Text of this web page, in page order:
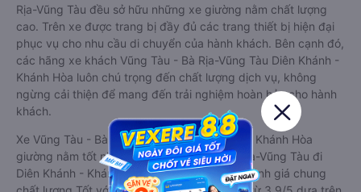
Rịa-Vũng Tàu đều sở hữu những xe giường nằm chất lượng
cao. Trên xe được trang bị đầy đủ các trang thiết bị hiện đại
phục vụ cho nhu cầu di chuyển của hành khách. Bên cạnh đó,
các hãng xe khách Vũng Tàu - Bà Rịa-Vũng Tàu Diên Khánh -
Khánh Hòa luôn chú trọng đến chất lượng dịch vụ, không
ngừng cải thiện để mang đến trải nghiệm hoàn hảo cho hành
khách.
Xe Vũng Tàu - Bà Rịa-Vũng Tàu Diên Khánh - Khánh Hòa
giường nằm tốt nhất: Xe từ Vũng Tàu - Bà Rịa-Vũng Tàu đi
Diên Khánh - Khánh Hòa giường nằm được đánh giá chung